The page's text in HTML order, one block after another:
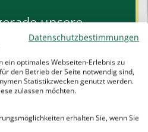
unsere
Ihr Kind auf
Bildungsweg und gibt
nachhaltigen Erfolg
Datenschutzbestimmungen
ein optimales Webseiten-Erlebnis zu
den Betrieb der Seite notwendig sind,
Statistikzwecken genutzt werden.
zulassen möchten.
erhalten Sie, wenn Sie